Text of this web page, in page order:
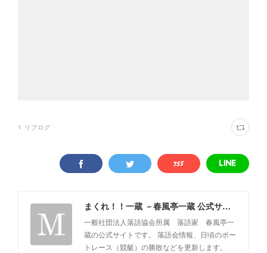
1 リブログ
まくれ！！一蔵 －春風亭一蔵 公式サイト－
一般社団法人落語協会所属 落語家 春風亭一
蔵の公式サイトです。 落語会情報、日頃のボー
トレース（競艇）の勝敗などを更新します。